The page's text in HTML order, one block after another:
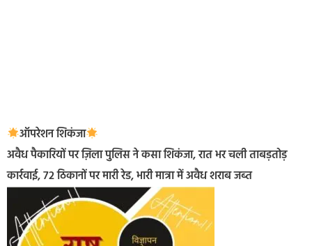
ऑपरेशन शिकंजा
अवैध पैकारियों पर ज़िला पुलिस ने कसा शिकंजा, रात भर चली ताबड़तोड़
कार्रवाई, 72 ठिकानों पर मारी रेड, भारी मात्रा में अवैध शराब जब्त